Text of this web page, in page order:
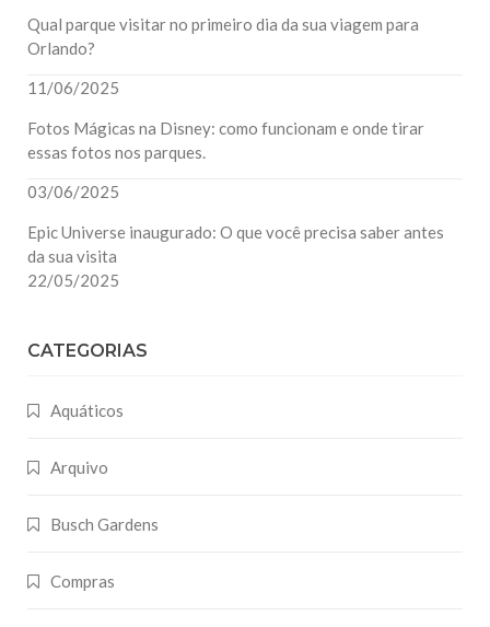
Qual parque visitar no primeiro dia da sua viagem para
Orlando?
11/06/2025
Fotos Mágicas na Disney: como funcionam e onde tirar
essas fotos nos parques.
03/06/2025
Epic Universe inaugurado: O que você precisa saber antes
da sua visita
22/05/2025
CATEGORIAS
Aquáticos
Arquivo
Busch Gardens
Compras